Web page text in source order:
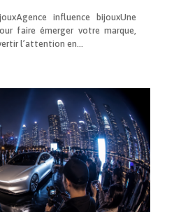
influence bijouxUne
faire émerger votre marque,
l’attention en...